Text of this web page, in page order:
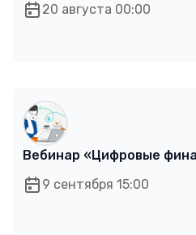
20 августа 00:00
Вебинар «Цифровые
9 сентября 15:00